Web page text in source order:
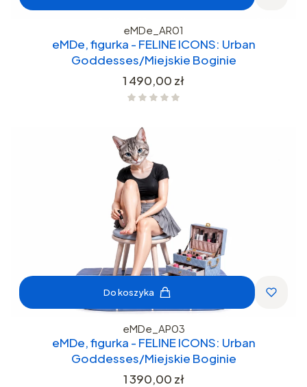
eMDe_AR01
eMDe, figurka - FELINE ICONS: Urban
Goddesses/Miejskie Boginie
Cena
1 490,00 zł
Do koszyka
eMDe_AP03
eMDe, figurka - FELINE ICONS: Urban
Goddesses/Miejskie Boginie
Cena
1 390,00 zł